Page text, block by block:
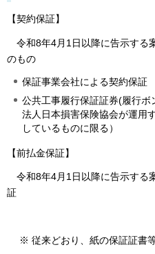
【契約保証】
令和8年4月1日以降に告示する
のもの
保証事業会社による契約保証
公共工事履行保証証券(履行ボ
法人日本損害保険協会が運用
しているものに限る）
【前払金保証】
令和8年4月1日以降に告示する
証
※ 従来どおり、紙の保証証書等